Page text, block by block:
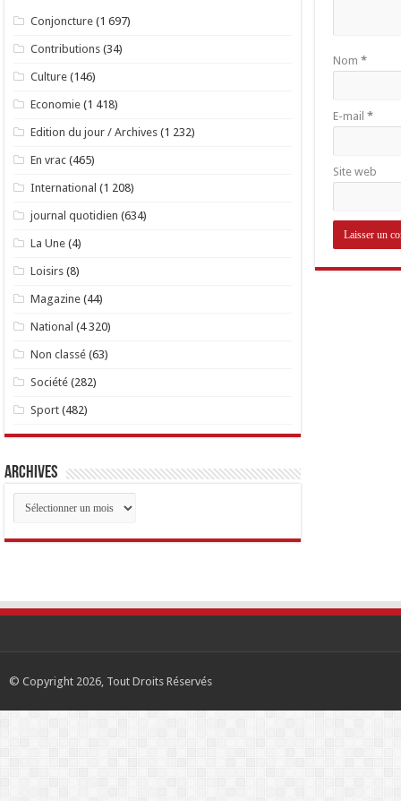
Nom *
E-mail *
Site web
Conjoncture (1 697)
Contributions (34)
Culture (146)
Economie (1 418)
Edition du jour / Archives (1 232)
En vrac (465)
International (1 208)
journal quotidien (634)
La Une (4)
Loisirs (8)
Magazine (44)
National (4 320)
Non classé (63)
Société (282)
Sport (482)
Archives
Archives
© Copyright 2026, Tout Droits Réservés